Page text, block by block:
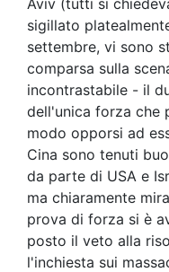
sigillato
settembre, vi sono
comparsa sulla
incontrastabile - il
dell'unica forza che
modo opporsi ad
Cina sono tenuti
da parte di USA e
ma chiaramente
prova di forza si è
posto il veto alla
l'inchiesta sui